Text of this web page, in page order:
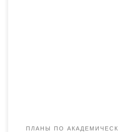
ПЛАНЫ ПО